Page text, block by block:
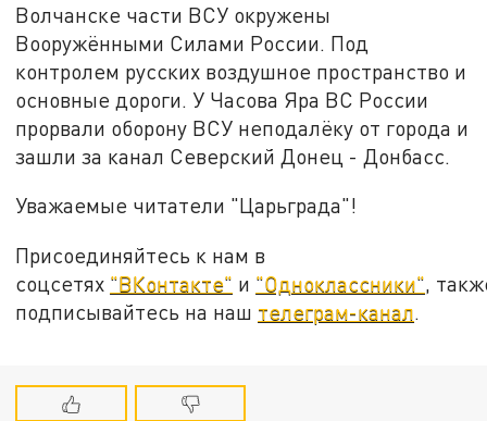
Волчанске части ВСУ окружены
Вооружёнными Силами России. Под
контролем русских воздушное пространство и
основные дороги. У Часова Яра ВС России
прорвали оборону ВСУ неподалёку от города и
зашли за канал Северский Донец - Донбасс.
Уважаемые читатели "Царьграда"!
Присоединяйтесь к нам в
соцсетях "ВКонтакте" и "Одноклассники",
подписывайтесь на наш телеграм-канал.